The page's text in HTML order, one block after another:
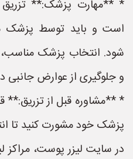
* **مهارت پزشک:**
است و باید توسط پزشک
شود. انتخاب پزشک
و جلوگیری از عوارض جانبی
* **مشاوره قبل از تزریق:**
پزشک خود مشورت کنید تا
در سایت لیزر پوست، مراکز